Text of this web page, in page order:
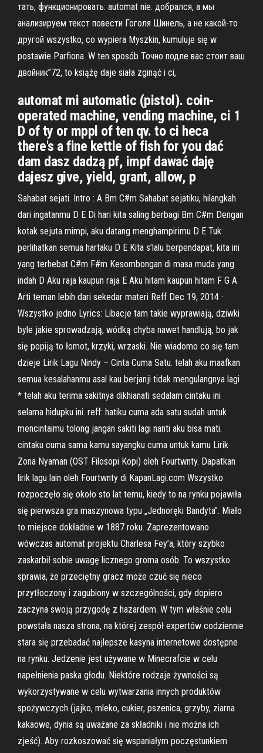
тать, функционировать: automat nie. добрался, а мы
анализируем текст повести Гоголя Шинель, а не какой-то
другой wszystko, co wypiera Myszkin, kumuluje się w
postawie Parfiona. W ten sposób Точно подле вас стоит ваш
двойник”72, to książę daje siała zginąć i ci,
automat mi automatic (pistol). coin-
operated machine, vending machine, ci 1
D of ty or mppl of ten qv. to ci heca
there's a fine kettle of fish for you dać
dam dasz dadzą pf, impf dawać daję
dajesz give, yield, grant, allow, p
Sahabat sejati. Intro : A Bm C#m Sahabat sejatiku, hilangkah
dari ingatanmu D E Di hari kita saling berbagi Bm C#m Dengan
kotak sejuta mimpi, aku datang menghampirimu D E Tuk
perlihatkan semua hartaku D E Kita s’lalu berpendapat, kita ini
yang terhebat C#m F#m Kesombongan di masa muda yang
indah D Aku raja kaupun raja E Aku hitam kaupun hitam F G A
Arti teman lebih dari sekedar materi Reff Dec 19, 2014 ·
Wszystko jedno Lyrics: Libacje tam takie wyprawiają, dziwki
byle jakie sprowadzają, wódką chyba nawet handlują, bo jak
się popiją to łomot, krzyki, wrzaski. Nie wiadomo co się tam
dzieje Lirik Lagu Nindy – Cinta Cuma Satu. telah aku maafkan
semua kesalahanmu asal kau berjanji tidak mengulangnya lagi
* telah aku terima sakitnya dikhianati sedalam cintaku ini
selama hidupku ini. reff: hatiku cuma ada satu sudah untuk
mencintaimu tolong jangan sakiti lagi nanti aku bisa mati.
cintaku cuma sama kamu sayangku cuma untuk kamu Lirik
Zona Nyaman (OST Filosopi Kopi) oleh Fourtwnty. Dapatkan
lirik lagu lain oleh Fourtwnty di KapanLagi.com Wszystko
rozpoczęło się około sto lat temu, kiedy to na rynku pojawiła
się pierwsza gra maszynowa typu „Jednoręki Bandyta”. Miało
to miejsce dokładnie w 1887 roku. Zaprezentowano
wówczas automat projektu Charlesa Fey’a, który szybko
zaskarbił sobie uwagę licznego groma osób. To wszystko
sprawia, że przeciętny gracz może czuć się nieco
przytłoczony i zagubiony w szczególności, gdy dopiero
zaczyna swoją przygodę z hazardem. W tym właśnie celu
powstała nasza strona, na której zespół expertów codziennie
stara się przebadać najlepsze kasyna internetowe dostępne
na rynku. Jedzenie jest używane w Minecrafcie w celu
napełnienia paska głodu. Niektóre rodzaje żywności są
wykorzystywane w celu wytwarzania innych produktów
spożywczych (jajko, mleko, cukier, pszenica, grzyby, ziarna
kakaowe, dynia są uważane za składniki i nie można ich
zjeść). Aby rozkoszować się wspaniałym poczęstunkiem